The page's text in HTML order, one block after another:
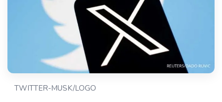
TWITTER-MUSK/LOGO